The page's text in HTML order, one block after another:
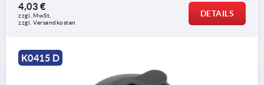
4,03 €
zzgl. MwSt.
zzgl. Versandkosten
DETAILS
K0415 D